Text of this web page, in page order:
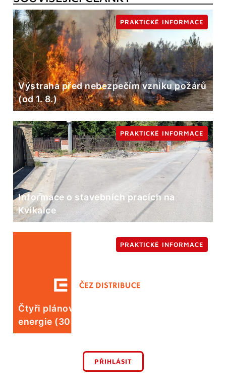
Výstraha před nebezpečím vzniku požárů
(od 1. 8.)
PRAKTICKÉ INFORMACE
Informace o stavebních pracích na
Kvíkalce
PRAKTICKÉ INFORMACE
Čtyři plánované odstávky elektrické
energie (30. 7.)
PRAKTICKÉ INFORMACE
PŘIHLÁSIT